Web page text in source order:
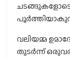
വലിയമ്മ
തുടര്‍ന്ന്